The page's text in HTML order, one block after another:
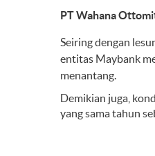
PT Wahana
Seiring dengan
entitas Maybank
menantang.
Demikian juga,
yang sama tahun